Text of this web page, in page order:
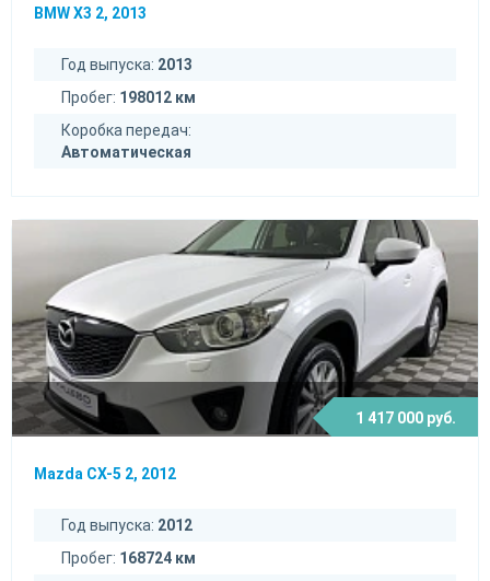
BMW X3 2, 2013
Год выпуска: 2013
Пробег: 198012 км
Коробка передач:
Автоматическая
1 417 000 руб.
Mazda CX-5 2, 2012
Год выпуска: 2012
Пробег: 168724 км